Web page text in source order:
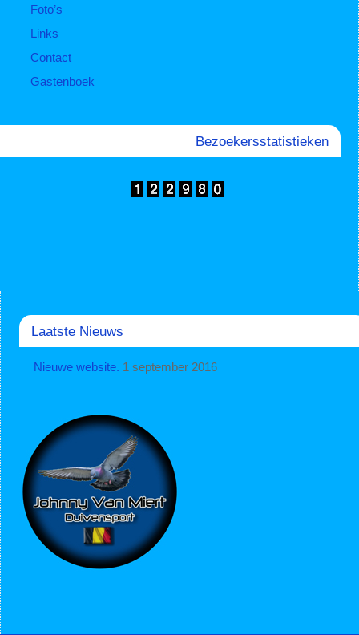
Foto’s
Links
Contact
Gastenboek
Bezoekersstatistieken
Laatste Nieuws
Nieuwe website. 1 september 2016